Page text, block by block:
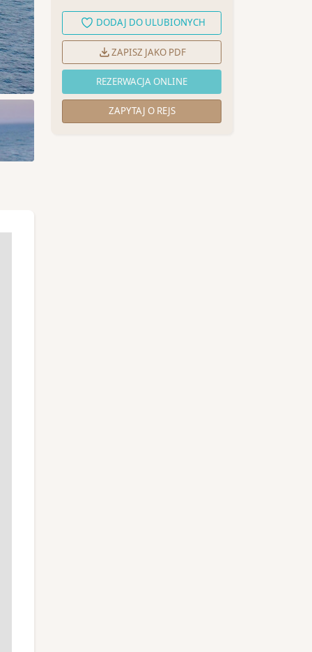
DODAJ DO ULUBIONYCH
ZAPISZ JAKO PDF
REZERWACJA ONLINE
ZAPYTAJ O REJS